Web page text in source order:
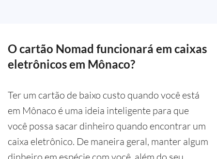
O cartão Nomad funcionará em caixas
eletrônicos em Mônaco?
Ter um cartão de baixo custo quando você está
em Mônaco é uma ideia inteligente para que
você possa sacar dinheiro quando encontrar um
caixa eletrônico. De maneira geral, manter algum